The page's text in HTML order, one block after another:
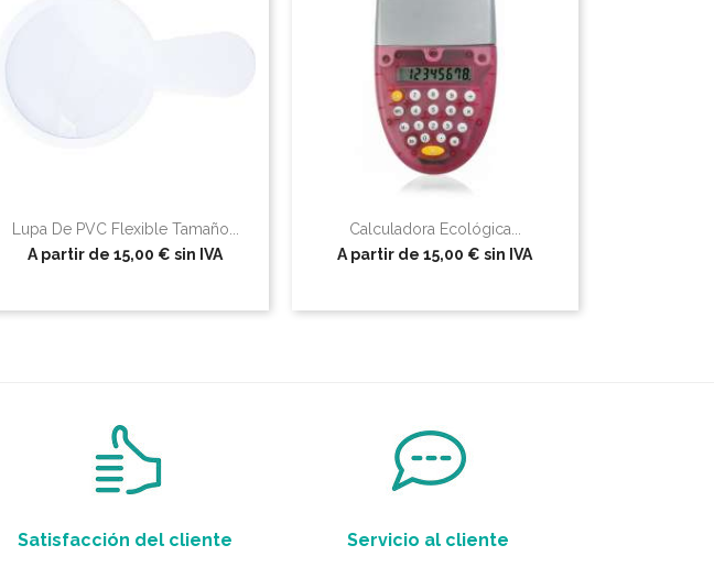
Lupa De PVC Flexible Tamaño...
A partir de 15,00 € sin IVA
Calculadora Ecológica...
A partir de15,00 €sin IVA
Satisfacción del cliente Servicio al cliente